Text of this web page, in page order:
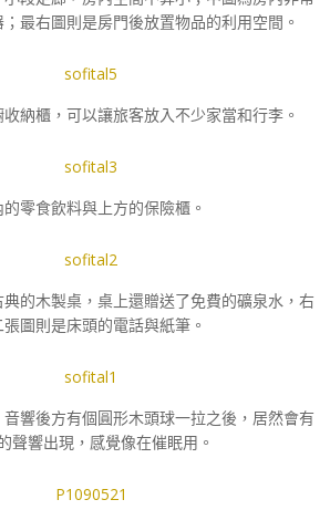
最右圖則是房門後放置物品的利用空間。
納櫃，可以讓旅客放入不少家當和行李。
零食飲料與上方的保險櫃。
的木製桌，桌上還贈送了免費的礦泉水，右
圖則是床頭的電話與紙筆。
響後方有個圓形木頭球一拉之後，居然會有
聲響出現，感覺像在催眠用。